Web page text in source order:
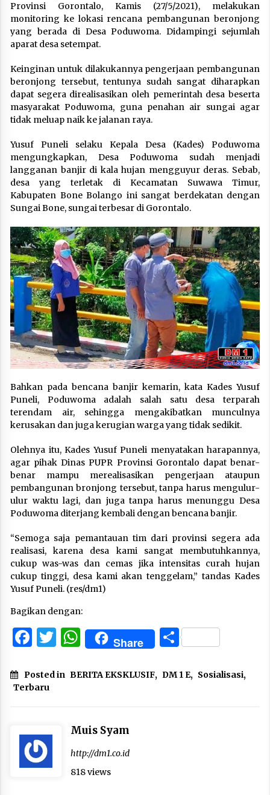
Provinsi Gorontalo, Kamis (27/5/2021), melakukan
monitoring ke lokasi rencana pembangunan beronjong
yang berada di Desa Poduwoma. Didampingi sejumlah
aparat desa setempat.
Keinginan untuk dilakukannya pengerjaan pembangunan
beronjong tersebut, tentunya sudah sangat diharapkan
dapat segera direalisasikan oleh pemerintah desa beserta
masyarakat Poduwoma, guna penahan air sungai agar
tidak meluap naik ke jalanan raya.
Yusuf Puneli selaku Kepala Desa (Kades) Poduwoma
mengungkapkan, Desa Poduwoma sudah menjadi
langganan banjir di kala hujan mengguyur deras. Sebab,
desa yang terletak di Kecamatan Suwawa Timur,
Kabupaten Bone Bolango ini sangat berdekatan dengan
Sungai Bone, sungai terbesar di Gorontalo.
Bahkan pada bencana banjir kemarin, kata Kades Yusuf
Puneli, Poduwoma adalah salah satu desa terparah
terendam air, sehingga mengakibatkan munculnya
kerusakan dan juga kerugian warga yang tidak sedikit.
Olehnya itu, Kades Yusuf Puneli menyatakan harapannya,
agar pihak Dinas PUPR Provinsi Gorontalo dapat benar-
benar mampu merealisasikan pengerjaan ataupun
pembangunan bronjong tersebut, tanpa harus mengulur-
ulur waktu lagi, dan juga tanpa harus menunggu Desa
Poduwoma diterjang kembali dengan bencana banjir.
“Semoga saja pemantauan tim dari provinsi segera ada
realisasi, karena desa kami sangat membutuhkannya,
cukup was-was dan cemas jika intensitas curah hujan
cukup tinggi, desa kami akan tenggelam,” tandas Kades
Yusuf Puneli. (res/dm1)
Bagikan dengan:
Facebook
Twitter
WhatsApp
Share Share
Posted in BERITA EKSKLUSIF, DM 1 E, Sosialisasi,
Terbaru
Muis Syam
http://dm1.co.id
818 views